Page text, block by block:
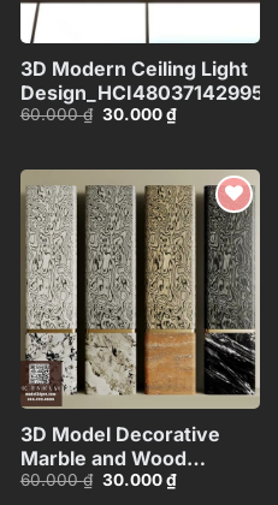
3D Modern Ceiling Light
60.000₫ Giá
30.000₫Giá
hiện
30.000 ₫.
Add to
wishlist
3D Model Decorative
Marble and Wood
Texture
60.000₫ Giá
30.000₫Giá
hiện